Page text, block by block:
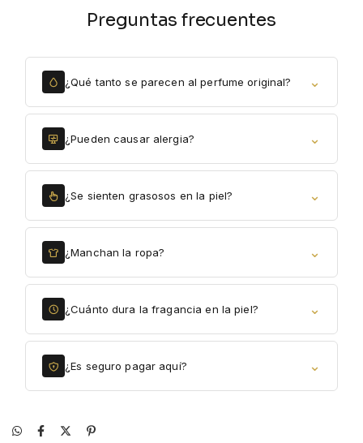
Preguntas frecuentes
¿Qué tanto se parecen al perfume original? ⌄
¿Pueden causar alergia? ⌄
¿Se sienten grasosos en la piel? ⌄
¿Manchan la ropa? ⌄
¿Cuánto dura la fragancia en la piel? ⌄
¿Es seguro pagar aquí? ⌄